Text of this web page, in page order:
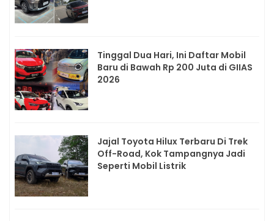
Tinggal Dua Hari, Ini Daftar Mobil
Baru di Bawah Rp 200 Juta di GIIAS
2026
Jajal Toyota Hilux Terbaru Di Trek
Off-Road, Kok Tampangnya Jadi
Seperti Mobil Listrik